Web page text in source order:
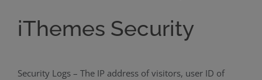
iThemes Security
Security Logs – The IP address of visitors, user ID of